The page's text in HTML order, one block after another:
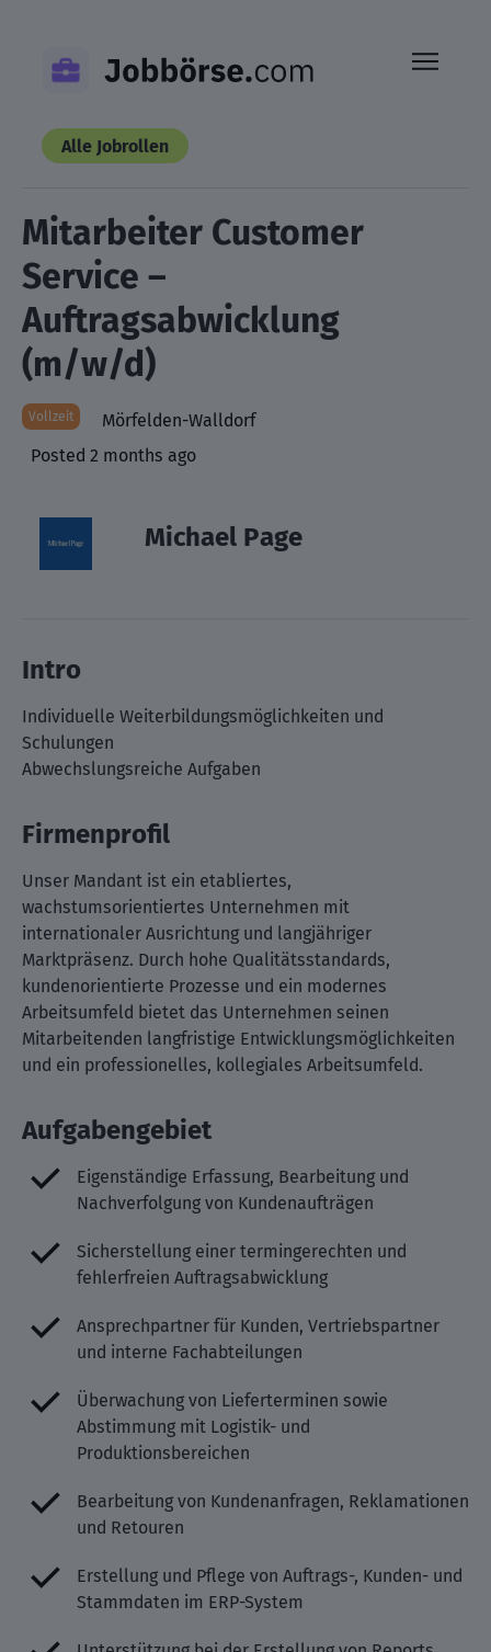
content
Alle Jobrollen
Mitarbeiter Customer
Service –
Auftragsabwicklung
(m/w/d)
Vollzeit
Mörfelden-Walldorf
Posted 2 months ago
Michael Page
Intro
Individuelle Weiterbildungsmöglichkeiten und
Schulungen
Abwechslungsreiche Aufgaben
Firmenprofil
Unser Mandant ist ein etabliertes,
wachstumsorientiertes Unternehmen mit
internationaler Ausrichtung und langjähriger
Marktpräsenz. Durch hohe Qualitätsstandards,
kundenorientierte Prozesse und ein modernes
Arbeitsumfeld bietet das Unternehmen seinen
Mitarbeitenden langfristige Entwicklungsmöglichkeiten
und ein professionelles, kollegiales Arbeitsumfeld.
Aufgabengebiet
Eigenständige Erfassung, Bearbeitung und
Nachverfolgung von Kundenaufträgen
Sicherstellung einer termingerechten und
fehlerfreien Auftragsabwicklung
Ansprechpartner für Kunden, Vertriebspartner
und interne Fachabteilungen
Überwachung von Lieferterminen sowie
Abstimmung mit Logistik- und
Produktionsbereichen
Bearbeitung von Kundenanfragen, Reklamationen
und Retouren
Erstellung und Pflege von Auftrags-, Kunden- und
Stammdaten im ERP-System